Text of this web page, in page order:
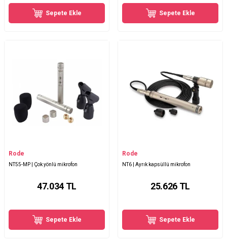
Sepete Ekle Sepete Ekle
Rode
NT55-MP | Çok yönlü mikrofon
47.034TL
Sepete Ekle
Rode
NT6 | Ayrık kapsüllü mikrofon
25.626TL
Sepete Ekle